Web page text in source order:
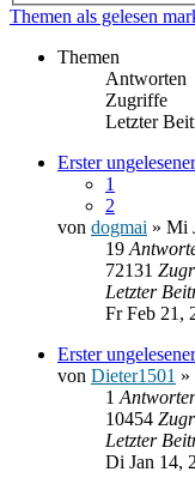
Themen als gelesen
Themen
Antworten
Zugriffe
Letzter
Erster
1
2
von dogmai » Mi
19
72131
Letzter
Fr Feb 21,
Erster
von Dieter1501 »
1
10454
Letzter
Di Jan 14,